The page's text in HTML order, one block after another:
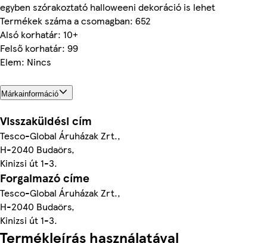
egyben szórakoztató halloweeni dekoráció is lehet
Termékek száma a csomagban: 652
Alsó korhatár: 10+
Felső korhatár: 99
Elem: Nincs
Márkainformáció
Visszaküldési cím
Tesco-Global Áruházak Zrt.,
H-2040 Budaörs,
Kinizsi út 1-3.
Forgalmazó címe
Tesco-Global Áruházak Zrt.,
H-2040 Budaörs,
Kinizsi út 1-3.
Termékleírás használatával